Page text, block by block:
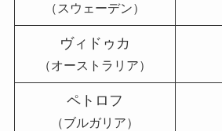
（スウェーデン）
ヴィドゥカ
（オーストラリア）
ペトロフ
（ブルガリア）